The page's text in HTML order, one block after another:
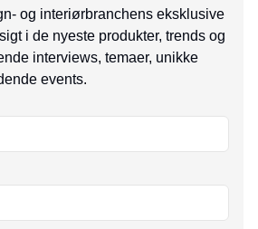
og interiørbranchens eksklusive
i de nyeste produkter, trends og
interviews, temaer, unikke
events.